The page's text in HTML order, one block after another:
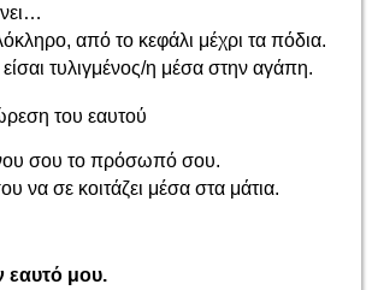
από το κεφάλι μέχρι τα πόδια.
τυλιγμένος/η μέσα στην αγάπη.
του εαυτού
νου σου το πρόσωπό σου.
να σε κοιτάζει μέσα στα μάτια.
μου.